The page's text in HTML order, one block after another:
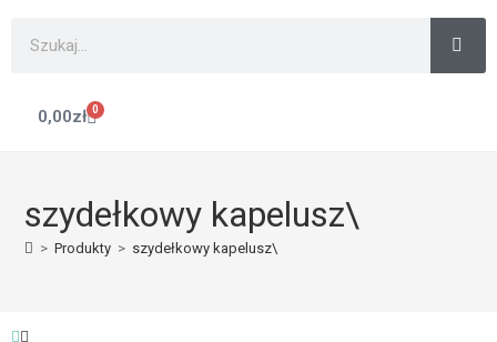
0,00zł 0
szydełkowy kapelusz\
> Produkty > szydełkowy kapelusz\